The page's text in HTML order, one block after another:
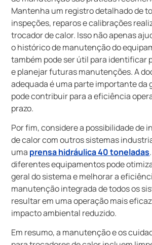
Mantenha um registro detalhado de
inspeções, reparos e calibrações
trocador de calor. Isso não apenas
o histórico de manutenção do
também pode ser útil para identificar
e planejar futuras manutenções. A
adequada é uma parte importante da
pode contribuir para a eficiência
prazo.
Por fim, considere a possibilidade de
de calor com outros sistemas
uma prensa hidráulica 40 toneladas
diferentes equipamentos pode
geral do sistema e melhorar a
manutenção integrada de todos os
resultar em uma operação mais
impacto ambiental reduzido.
Em resumo, a manutenção e os